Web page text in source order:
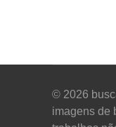
© 2026
imagens de